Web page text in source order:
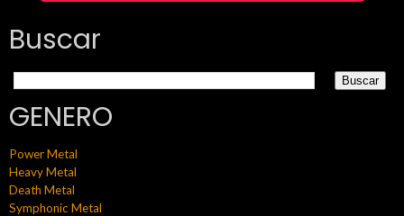
Buscar
GENERO
Power Metal
Heavy Metal
Death Metal
Symphonic Metal